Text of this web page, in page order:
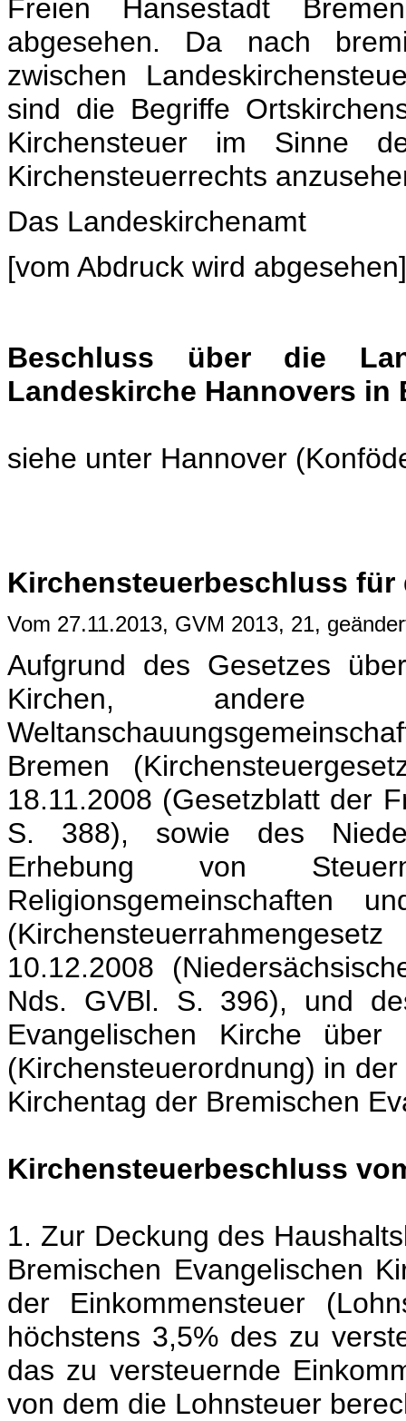
Freien Hansestadt
abgesehen. Da nach
zwischen
sind die Begriffe
Kirchensteuer im Sinne
Kirchensteuerrechts
Das Landeskirchenamt
[vom Abdruck wird abgesehen]
Beschluss über die
Landeskirche Hannovers in
siehe unter Hannover
Kirchensteuerbeschluss für
Vom 27.11.2013, GVM 2013, 21,
Aufgrund des Gesetzes
Kirchen, andere
Bremen
18.11.2008 (Gesetzblatt der
S. 388), sowie des
Erhebung von
Religionsgemeinschaften
10.12.2008
Nds. GVBl. S. 396), und
Evangelischen Kirche
(Kirchensteuerordnung) in
Kirchentag der Bremischen
Kirchensteuerbeschluss
1. Zur Deckung des
Bremischen Evangelischen
der Einkommensteuer
höchstens 3,5% des zu
das zu versteuernde
von dem die Lohnsteuer